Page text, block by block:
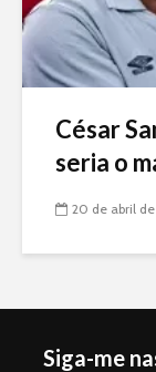
César
seria o
20 de abril
Siga-me